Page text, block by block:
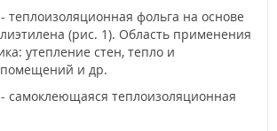
фольга на основе
(рис. 1). Область применения
утепление стен, тепло и
и др.
теплоизоляционная